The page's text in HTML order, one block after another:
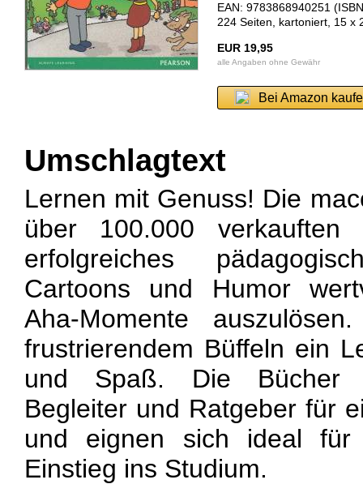
EAN: 9783868940251
224 Seiten, kartoniert, 15 x
EUR 19,95
alle Angaben ohne Gewähr
Bei Amazon
Umschlagtext
Lernen mit Genuss! Die
über 100.000
erfolgreiches
Cartoons und Humor
Aha-Momente
frustrierendem Büffeln ein
und Spaß. Die Bücher
Begleiter und Ratgeber für
und eignen sich ideal für
Einstieg ins Studium.